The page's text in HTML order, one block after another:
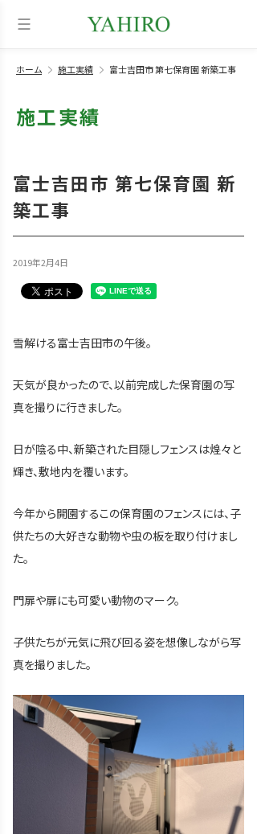
ホーム 施工実績 富士吉田市 第七保育園 新築工事
施工実績
富士吉田市 第七保育園 新
築工事
2019年2月4日
雪解ける富士吉田市の午後。
天気が良かったので、以前完成した保育園の写
真を撮りに行きました。
日が陰る中、新築された目隠しフェンスは煌々と
輝き、敷地内を覆います。
今年から開園するこの保育園のフェンスには、子
供たちの大好きな動物や虫の板を取り付けまし
た。
門扉や扉にも可愛い動物のマーク。
子供たちが元気に飛び回る姿を想像しながら写
真を撮りました。